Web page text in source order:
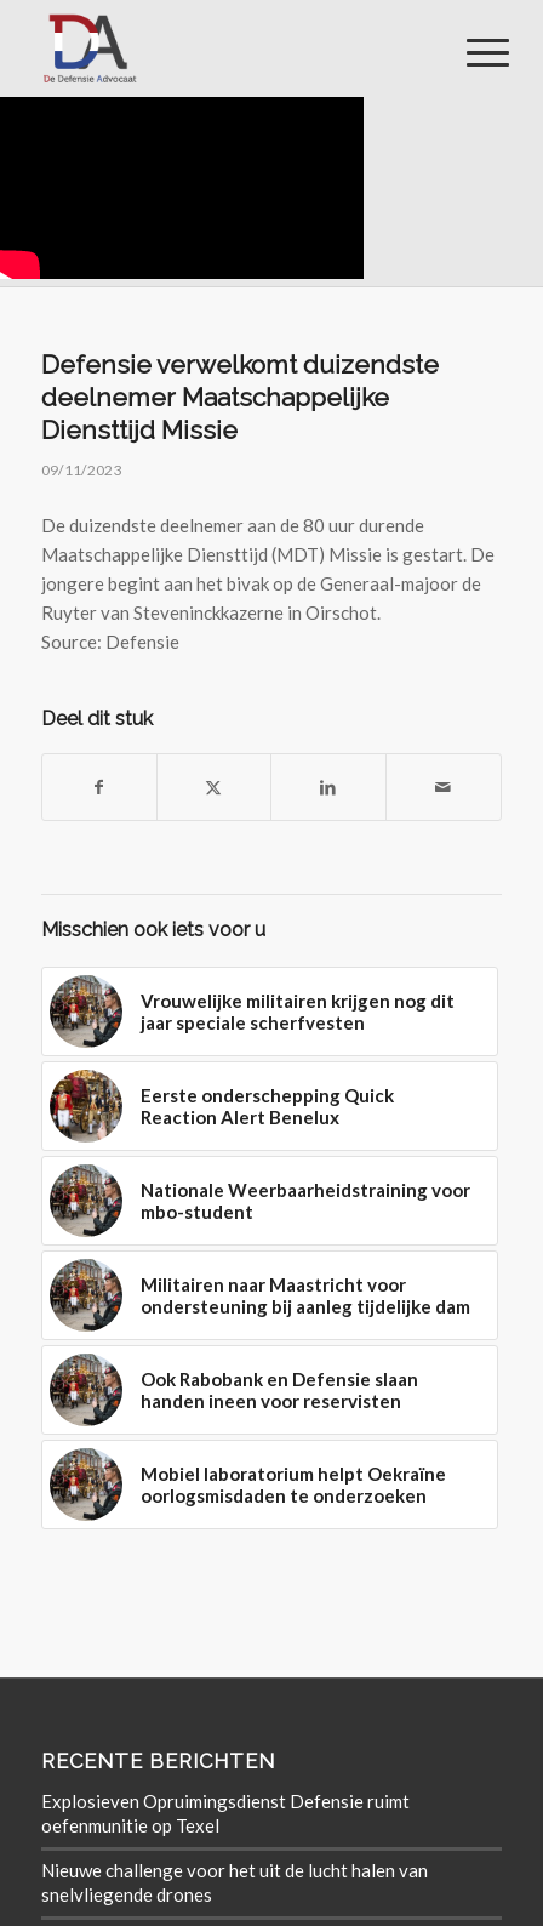
Defensie verwelkomt duizendste
deelnemer Maatschappelijke
Diensttijd Missie
09/11/2023
De duizendste deelnemer aan de 80 uur durende
Maatschappelijke Diensttijd (MDT) Missie is gestart. De
jongere begint aan het bivak op de Generaal-majoor de
Ruyter van Steveninckkazerne in Oirschot.
Source: Defensie
Deel dit stuk
Misschien ook iets voor u
Vrouwelijke militairen krijgen nog dit
jaar speciale scherfvesten
Eerste onderschepping Quick
Reaction Alert Benelux
Nationale Weerbaarheidstraining voor
mbo-student
Militairen naar Maastricht voor
ondersteuning bij aanleg tijdelijke dam
Ook Rabobank en Defensie slaan
handen ineen voor reservisten
Mobiel laboratorium helpt Oekraïne
oorlogsmisdaden te onderzoeken
RECENTE BERICHTEN
Explosieven Opruimingsdienst Defensie ruimt
oefenmunitie op Texel
Nieuwe challenge voor het uit de lucht halen van
snelvliegende drones